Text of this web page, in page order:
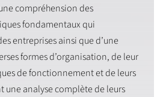
compréhension des
fondamentaux qui
entreprises ainsi que d’une
formes d’organisation, de leur
de fonctionnement et de leurs
une analyse complète de leurs